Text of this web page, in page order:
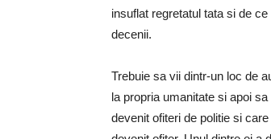
insuflat regretatul tata si de
decenii.
Trebuie sa vii dintr-un loc de
la propria umanitate si apoi
devenit ofiteri de politie si